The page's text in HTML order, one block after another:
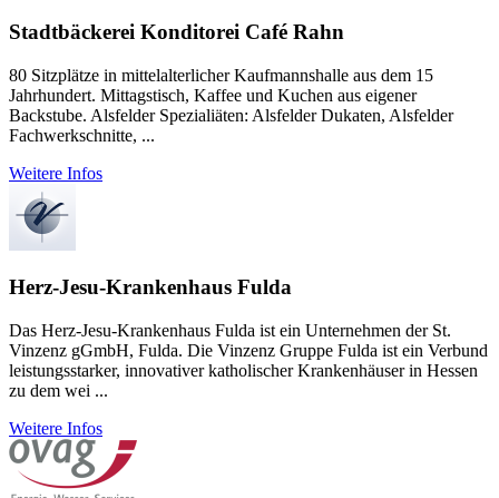
Stadtbäckerei Konditorei Café Rahn
80 Sitzplätze in mittelalterlicher Kaufmannshalle aus dem 15
Jahrhundert. Mittagstisch, Kaffee und Kuchen aus eigener
Backstube. Alsfelder Spezialiäten: Alsfelder Dukaten, Alsfelder
Fachwerkschnitte, ...
Weitere Infos
Herz-Jesu-Krankenhaus Fulda
Das Herz-Jesu-Krankenhaus Fulda ist ein Unternehmen der St.
Vinzenz gGmbH, Fulda. Die Vinzenz Gruppe Fulda ist ein Verbund
leistungsstarker, innovativer katholischer Krankenhäuser in Hessen
zu dem wei ...
Weitere Infos